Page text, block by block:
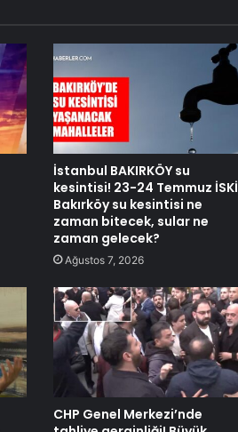
İstanbul BAKIRKÖY su
kesintisi! 23-24 Temmuz İSKİ
Bakırköy su kesintisi ne
zaman bitecek, sular ne
zaman gelecek?
Ağustos 7, 2026
CHP Genel Merkezi’nde